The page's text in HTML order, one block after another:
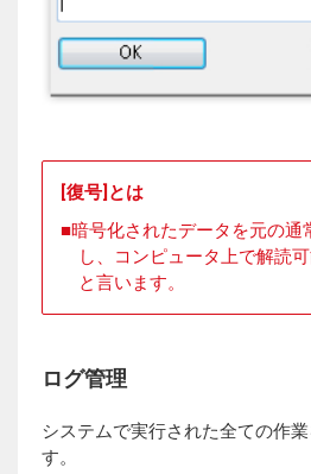
[復号]とは
暗号化されたデータを元の通
し、コンピュータ上で解読
と言います。
ログ管理
システムで実行された全ての作
す。